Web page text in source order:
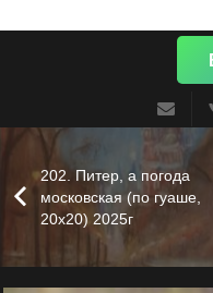
202. Питер, а погода
московская (по гуаше,
20х20) 2025г